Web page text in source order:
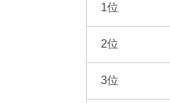
1位
2位
3位